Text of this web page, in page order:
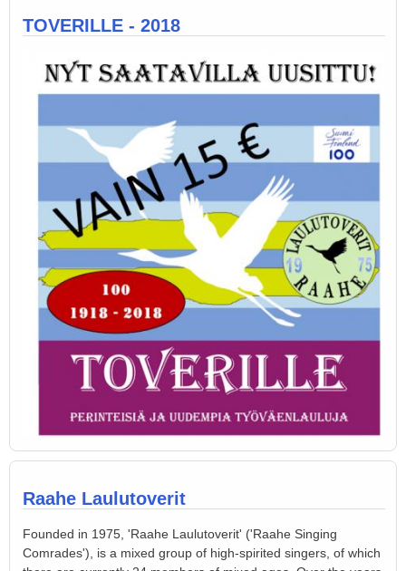
TOVERILLE - 2018
Raahe Laulutoverit
Founded in 1975, 'Raahe Laulutoverit' ('Raahe Singing
Comrades'), is a mixed group of high-spirited singers, of which